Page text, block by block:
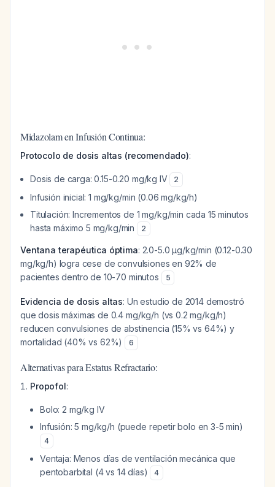
Midazolam en Infusión Continua:
Protocolo de dosis altas (recomendado):
Dosis de carga: 0.15-0.20 mg/kg IV 2
Infusión inicial: 1 mg/kg/min (0.06 mg/kg/h)
Titulación: Incrementos de 1 mg/kg/min cada 15 minutos
hasta máximo 5 mg/kg/min
2
Ventana terapéutica óptima: 2.0-5.0 μg/kg/min (0.12-0.30
mg/kg/h) logra cese de convulsiones en 92% de
pacientes dentro de 10-70 minutos
5
Evidencia de dosis altas: Un estudio de 2014 demostró
que dosis máximas de 0.4 mg/kg/h (vs 0.2 mg/kg/h)
reducen convulsiones de abstinencia (15% vs 64%) y
mortalidad (40% vs 62%)
6
Alternativas para Estatus Refractario:
Propofol:
Bolo: 2 mg/kg IV
Infusión: 5 mg/kg/h (puede repetir bolo en 3-5 min)
4
Ventaja: Menos días de ventilación mecánica que
pentobarbital (4 vs 14 días)
4